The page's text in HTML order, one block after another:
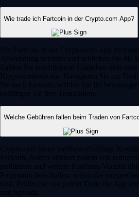
Wie trade ich Fartcoin in der Crypto.com App?
Um Fartcoin in der Crypto.com App zu
Anwendung herunter und schließen Sie die
Zahlen Sie anschließend Guthaben über
Kryptomethode ein. Navigieren Sie zur
Sie nach Fartcoin, wählen Sie Ihr
bestätigen Sie Ihre Transaktion.
Welche Gebühren fallen beim Traden von
Crypto.com bietet wettbewerbsfähige
Fartcoin. Nutzer können zudem von
profitieren und weitere Plattform-Vorteile
Programm freischalten, sofern die
sind. Prüfen Sie vor jedem Trade die App
und Spreads.